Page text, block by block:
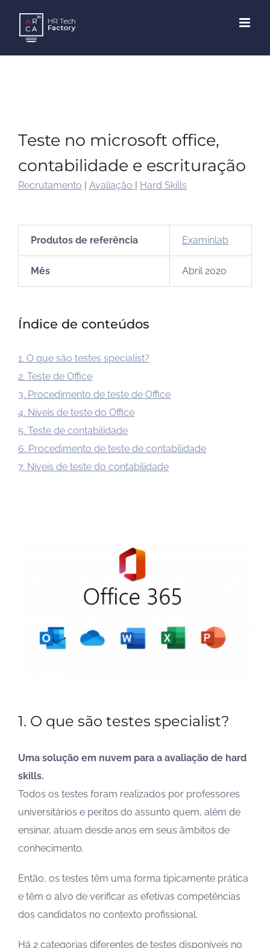
content
Teste no microsoft office,
contabilidade e escrituração
Recrutamento | Avaliação | Hard Skills
Produtos de referência Examinlab
Mês Abril 2020
Índice de conteúdos
1. O que são testes specialist?
2. Teste de Office
3. Procedimento de teste de Office
4. Níveis de teste do Office
5. Teste de contabilidade
6. Procedimento de teste de contabilidade
7. Níveis de teste do contabilidade
1. O que são testes specialist?
Uma solução em nuvem para a avaliação de hard
skills.
Todos os testes foram realizados por professores
universitários e peritos do assunto quem, além de
ensinar, atuam desde anos em seus âmbitos de
conhecimento.
Então, os testes têm uma forma tipicamente prática
e têm o alvo de verificar as efetivas competências
dos candidatos no contexto profissional.
Há 2 categorias diferentes de testes disponíveis no